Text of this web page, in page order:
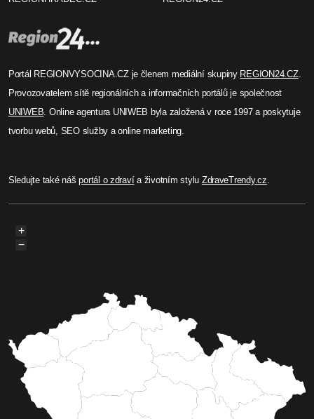
Portál REGIONVYSOCINA.CZ je členem mediální skupiny REGION24.CZ.
Provozovatelem sítě regionálních a informačních portálů je společnost
UNIWEB . Online agentura UNIWEB byla založená v roce 1997 a poskytuje
tvorbu webů, SEO služby a online marketing.
Sledujte také nášportál o zdravía životním stylu ZdraveTrendy.cz
+
−